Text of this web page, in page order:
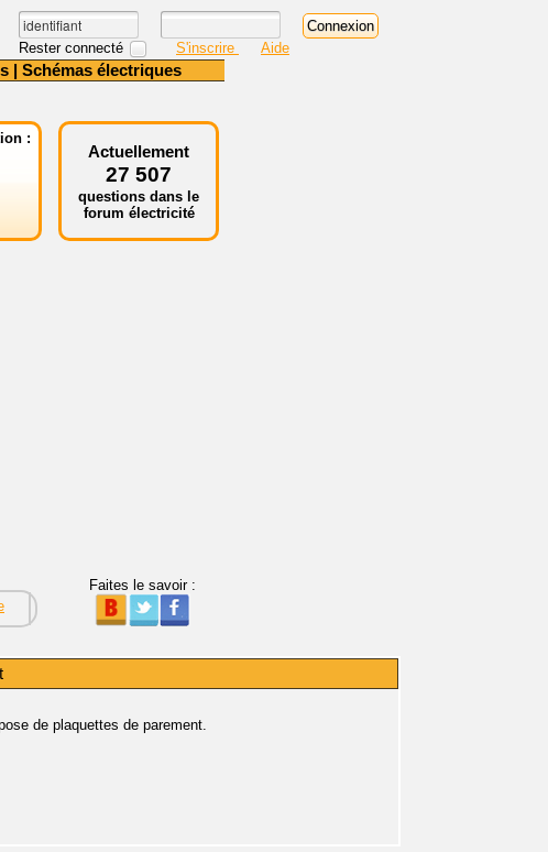
Rester connecté S'inscrire Aide
| Schémas électriques
:
Actuellement
27 507
questions dans le
forum électricité
Faites le savoir :
de plaquettes de parement.